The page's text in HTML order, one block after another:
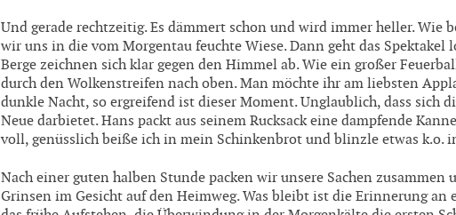
Und gerade rechtzeitig. Es dämmert schon und wird immer heller. Wie
wir uns in die vom Morgentau feuchte Wiese. Dann geht das
Berge zeichnen sich klar gegen den Himmel ab. Wie ein großer
durch den Wolkenstreifen nach oben. Man möchte ihr am liebsten
dunkle Nacht, so ergreifend ist dieser Moment. Unglaublich, dass sich
Neue darbietet. Hans packt aus seinem Rucksack eine dampfende
voll, genüsslich beiße ich in mein Schinkenbrot und blinzle etwas k.o.
Nach einer guten halben Stunde packen wir unsere Sachen
Grinsen im Gesicht auf den Heimweg. Was bleibt ist die Erinnerung